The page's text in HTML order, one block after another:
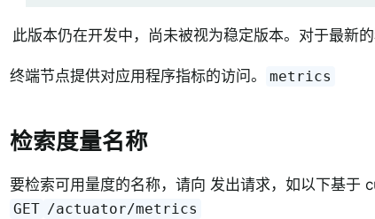
此版本仍在开发中，尚未被视为稳定版本。对于最新
终端节点提供对应用程序指标的访问。 metrics
检索度量名称
要检索可用量度的名称，请向 发出请求，如以下基于
GET /actuator/metrics